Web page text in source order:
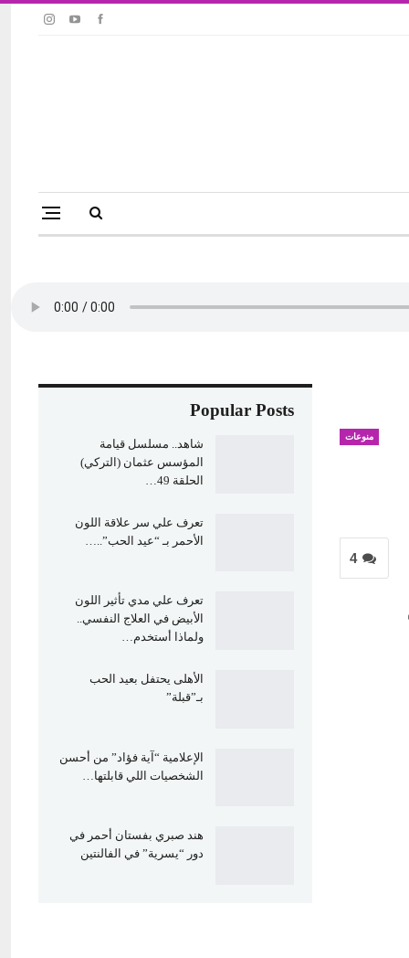
منوعات
4
Popular Posts
شاهد.. مسلسل قيامة
المؤسس عثمان (التركي)
الحلقة 49…
تعرف علي سر علاقة اللون
الأحمر بـ “عيد الحب”..…
تعرف علي مدي تأثير اللون
الأبيض في العلاج النفسي..
ولماذا أستخدم…
الأهلى يحتفل بعيد الحب
بـ”قبلة”
الإعلامية “آية فؤاد” من أحسن
الشخصيات اللي قابلتها…
هند صبري بفستان أحمر في
دور “يسرية” في الفالنتين